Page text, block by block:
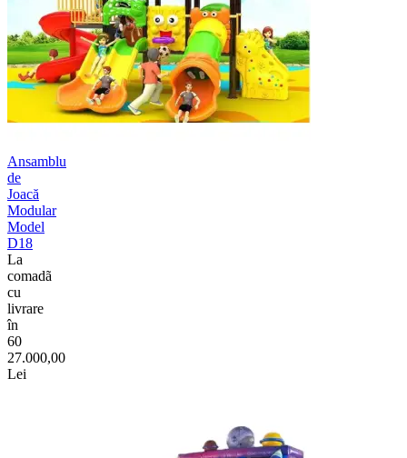
Ansamblu
de
Joacă
Modular
Model
D18
La
comadã
cu
livrare
în
60
27.000,00
Lei